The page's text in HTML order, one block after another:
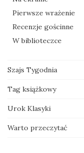
Pierwsze wrażenie
Recenzje gościnne
W biblioteczce
Szajs Tygodnia
Tag książkowy
Urok Klasyki
Warto przeczytać